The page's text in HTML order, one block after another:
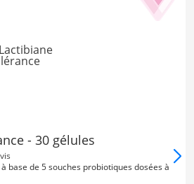
- 30 gélules
base de 5 souches probiotiques dosées à